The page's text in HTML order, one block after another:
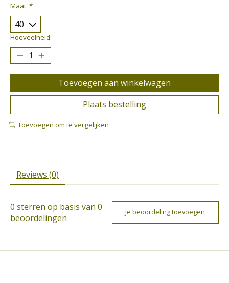
Maat: *
Hoeveelheid:
Toevoegen aan winkelwagen
Plaats bestelling
Toevoegen om te vergelijken
Reviews (0)
0 sterren op basis van 0
beoordelingen
Je beoordeling toevoegen